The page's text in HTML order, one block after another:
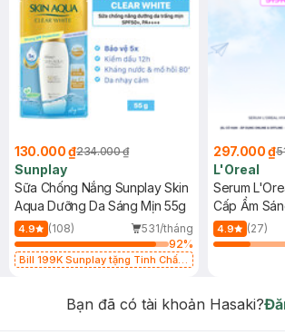
130.000 ₫234.000 ₫
Sunplay
Sữa Chống Nắng Sunplay Skin
Aqua Dưỡng Da Sáng Mịn 55g
4.9 (108)
531/tháng
92%
Bill 199K Sunplay tặng Tinh Chất
297.000 ₫
L'Oreal
Serum
Cấp Ẩm
4.9 (27)
Bạn đã có tài khoản Hasaki?